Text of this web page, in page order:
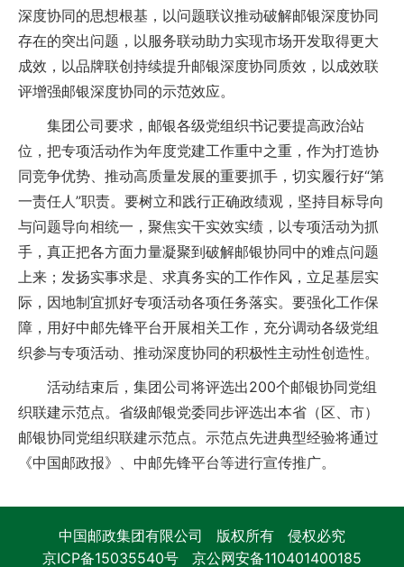
深度协同的思想根基，以问题联议推动破解邮银深度协同
存在的突出问题，以服务联动助力实现市场开发取得更大
成效，以品牌联创持续提升邮银深度协同质效，以成效联
评增强邮银深度协同的示范效应。
集团公司要求，邮银各级党组织书记要提高政治站
位，把专项活动作为年度党建工作重中之重，作为打造协
同竞争优势、推动高质量发展的重要抓手，切实履行好“第
一责任人”职责。要树立和践行正确政绩观，坚持目标导向
与问题导向相统一，聚焦实干实效实绩，以专项活动为抓
手，真正把各方面力量凝聚到破解邮银协同中的难点问题
上来；发扬实事求是、求真务实的工作作风，立足基层实
际，因地制宜抓好专项活动各项任务落实。要强化工作保
障，用好中邮先锋平台开展相关工作，充分调动各级党组
织参与专项活动、推动深度协同的积极性主动性创造性。
活动结束后，集团公司将评选出200个邮银协同党组
织联建示范点。省级邮银党委同步评选出本省（区、市）
邮银协同党组织联建示范点。示范点先进典型经验将通过
《中国邮政报》、中邮先锋平台等进行宣传推广。
中国邮政集团有限公司 版权所有 侵权必究
京ICP备15035540号 京公网安备110401400185